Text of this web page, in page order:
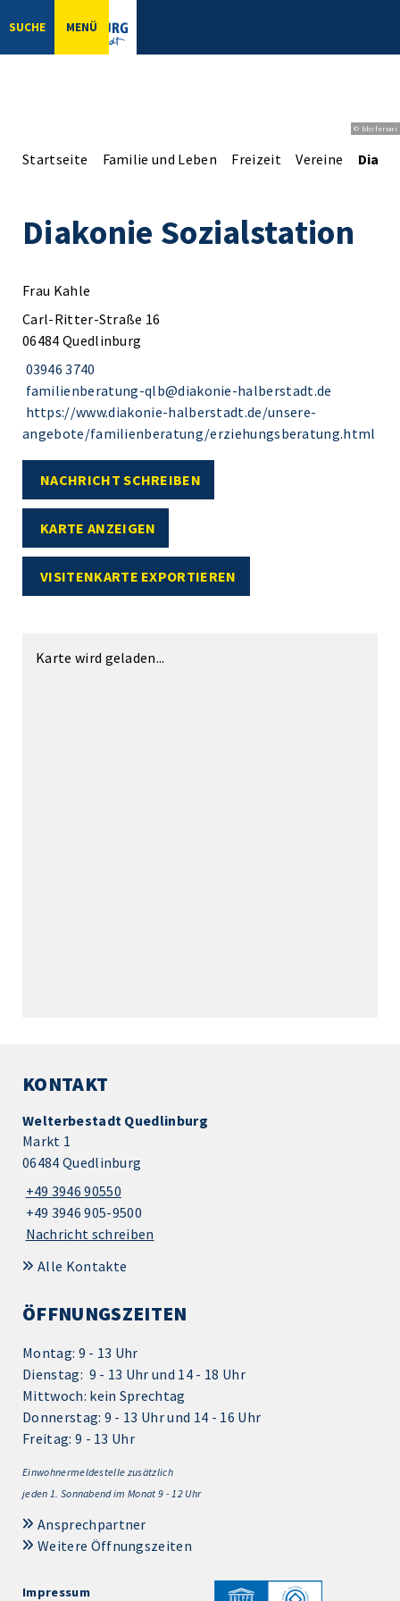
SUCHE MENÜ
© bbsferrari
Startseite Familie und Leben Freizeit Vereine
Diakonie Sozialstation
Frau Kahle
Carl-Ritter-Straße 16
06484 Quedlinburg
03946 3740
familienberatung-qlb@diakonie-halberstadt.de
https://www.diakonie-halberstadt.de/unsere-
angebote/familienberatung/erziehungsberatung.html
NACHRICHT SCHREIBEN
KARTE ANZEIGEN
VISITENKARTE EXPORTIEREN
Karte wird geladen...
KONTAKT
Welterbestadt Quedlinburg
Markt 1
06484 Quedlinburg
+49 3946 90550
+49 3946 905-9500
Nachricht schreiben
Alle Kontakte
ÖFFNUNGSZEITEN
Montag: 9 - 13 Uhr
Dienstag: 9 - 13 Uhr und 14 - 18 Uhr
Mittwoch: kein Sprechtag
Donnerstag: 9 - 13 Uhr und 14 - 16 Uhr
Freitag: 9 - 13 Uhr
Einwohnermeldestelle zusätzlich
jeden 1. Sonnabend im Monat 9 - 12 Uhr
Ansprechpartner
Weitere Öffnungszeiten
Impressum